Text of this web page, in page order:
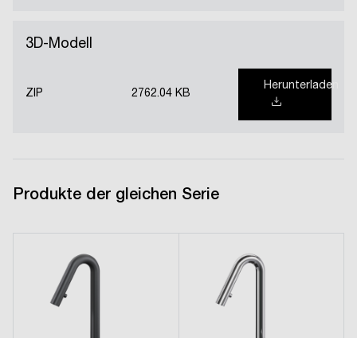
3D-Modell
ZIP 2762.04 KB
Herunterladen
Produkte der gleichen Serie